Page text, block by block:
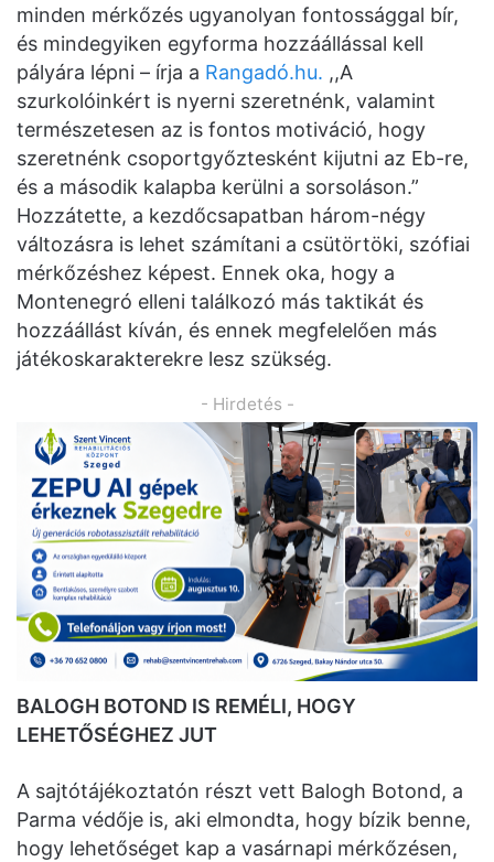
minden mérkőzés ugyanolyan fontossággal bír,
és mindegyiken egyforma hozzáállással kell
pályára lépni – írja a Rangadó.hu. ,,A
szurkolóinkért is nyerni szeretnénk, valamint
természetesen az is fontos motiváció, hogy
szeretnénk csoportgyőztesként kijutni az Eb-re,
és a második kalapba kerülni a sorsoláson.”
Hozzátette, a kezdőcsapatban három-négy
változásra is lehet számítani a csütörtöki, szófiai
mérkőzéshez képest. Ennek oka, hogy a
Montenegró elleni találkozó más taktikát és
hozzáállást kíván, és ennek megfelelően más
játékoskarakterekre lesz szükség.
- Hirdetés -
BALOGH BOTOND IS REMÉLI, HOGY
LEHETŐSÉGHEZ JUT
A sajtótájékoztatón részt vett Balogh Botond, a
Parma védője is, aki elmondta, hogy bízik benne,
hogy lehetőséget kap a vasárnapi mérkőzésen,